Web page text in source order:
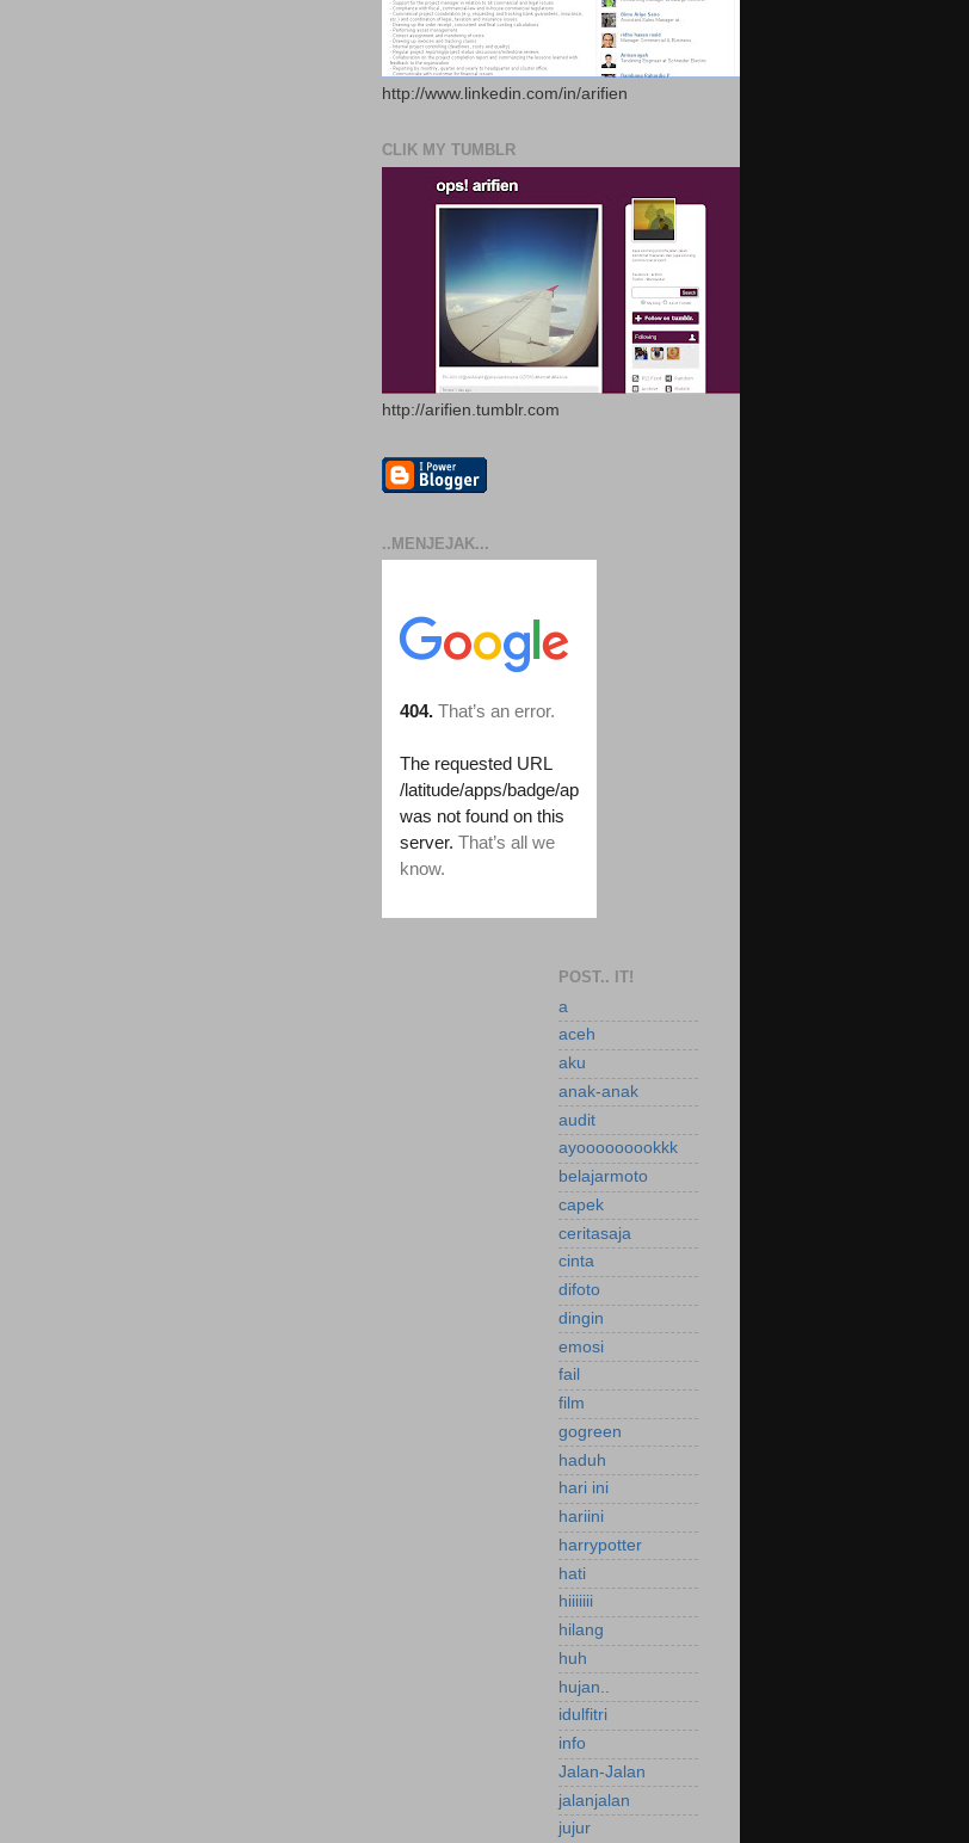
http://www.linkedin.com/in/arifien
CLIK MY TUMBLR
http://arifien.tumblr.com
..MENJEJAK...
POST.. IT!
a
aceh
aku
anak-anak
audit
ayooooooookkk
belajarmoto
capek
ceritasaja
cinta
difoto
dingin
emosi
fail
film
gogreen
haduh
hari ini
hariini
harrypotter
hati
hiiiiiii
hilang
huh
hujan..
idulfitri
info
Jalan-Jalan
jalanjalan
jujur